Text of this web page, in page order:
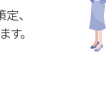
、
。